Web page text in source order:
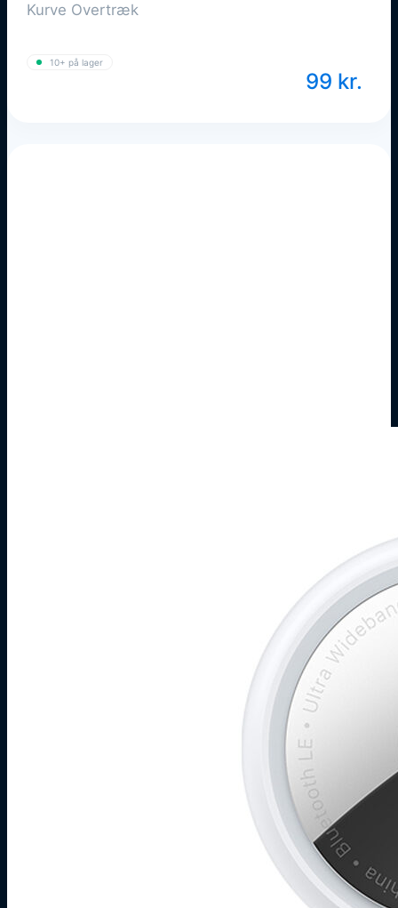
Kurve Overtræk
99 kr.
10+ på lager